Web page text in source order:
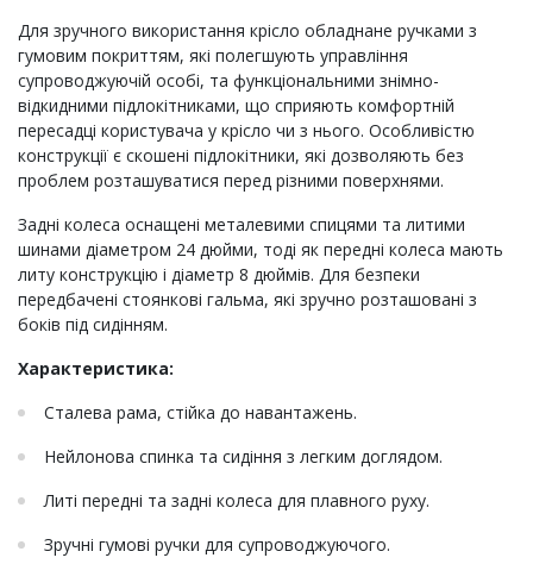
Для зручного використання крісло обладнане ручками з
гумовим покриттям, які полегшують управління
супроводжуючій особі, та функціональними знімно-
відкидними підлокітниками, що сприяють комфортній
пересадці користувача у крісло чи з нього. Особливістю
конструкції є скошені підлокітники, які дозволяють без
проблем розташуватися перед різними поверхнями.
Задні колеса оснащені металевими спицями та литими
шинами діаметром 24 дюйми, тоді як передні колеса мають
литу конструкцію і діаметр 8 дюймів. Для безпеки
передбачені стоянкові гальма, які зручно розташовані з
боків під сидінням.
Характеристика:
Сталева рама, стійка до навантажень.
Нейлонова спинка та сидіння з легким доглядом.
Литі передні та задні колеса для плавного руху.
Зручні гумові ручки для супроводжуючого.